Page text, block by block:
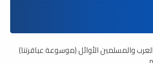
والمسلمين الأوائل (موسوعة عباقرتنا)